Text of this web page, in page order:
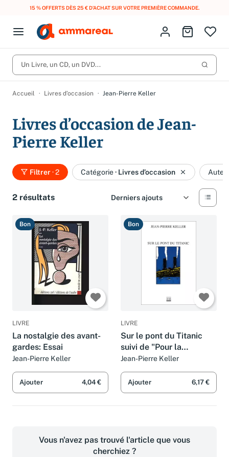
15 % OFFERTS DÈS 25 € D’ACHAT SUR VOTRE PREMIÈRE COMMANDE.
Open menu
Fermer le menu
CD d'occasion
DVD d'occasion
Partitions
Meilleures ventes
Nos engagements
Lancer
Activez les notifications dans votre compte pour être alerté dès
qu'il est en stock.
Créer une alerte
Identifiez-vous
Aller au
Un Livre, un CD, un DVD...
Accueil Livres d’occasion Jean-Pierre Keller
Livres d’occasion de Jean-
Pierre Keller
Filtrer· 2 Catégorie· Livres d’occasion
2 résultats
Bon
LIVRE
La nostalgie des avant-
gardes: Essai
Jean-Pierre Keller
Ajouter 4,04 €
Bon
LIVRE
Sur le pont du Titanic
suivi de "Pour la
deuxième fois"
Jean-Pierre Keller
Ajouter 6,17 €
Vous n'avez pas trouvé l'article que vous
cherchiez ?